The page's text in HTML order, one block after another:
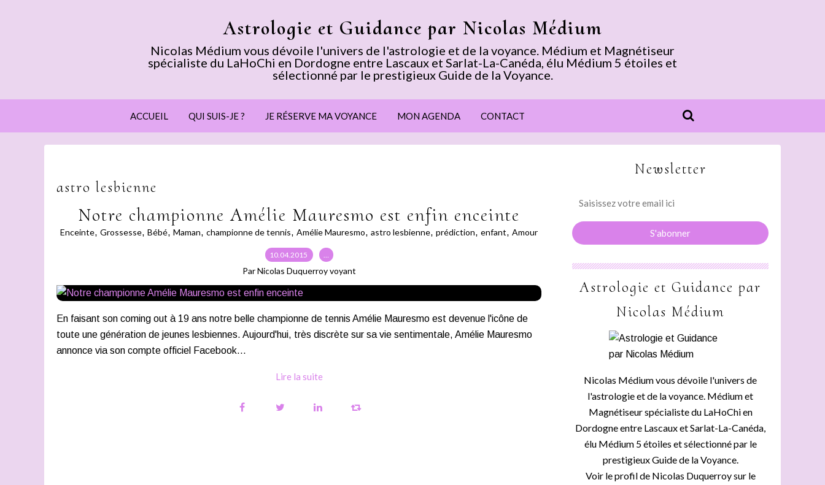
Astrologie et Guidance par Nicolas Médium
Nicolas Médium vous dévoile l'univers de l'astrologie et de la voyance. Médium et Magnétiseur
spécialiste du LaHoChi en Dordogne entre Lascaux et Sarlat-La-Canéda, élu Médium 5 étoiles et
sélectionné par le prestigieux Guide de la Voyance.
ACCUEIL QUI SUIS-JE ? JE RÉSERVE MA VOYANCE MON AGENDA CONTACT
astro lesbienne
Notre championne Amélie Mauresmo est enfin enceinte
Enceinte, Grossesse, Bébé, Maman, championne de tennis, Amélie Mauresmo, astro lesbienne, prédiction, enfant, Amour
10.04.2015 …
Par Nicolas Duquerroy voyant
En faisant son coming out à 19 ans notre belle championne de tennis Amélie Mauresmo est devenue l'icône de
toute une génération de jeunes lesbiennes. Aujourd'hui, très discrète sur sa vie sentimentale, Amélie Mauresmo
annonce via son compte officiel Facebook...
Lire la suite
Newsletter
Astrologie et Guidance par
Nicolas Médium
Nicolas Médium vous dévoile l'univers de
l'astrologie et de la voyance. Médium et
Magnétiseur spécialiste du LaHoChi en
Dordogne entre Lascaux et Sarlat-La-Canéda,
élu Médium 5 étoiles et sélectionné par le
prestigieux Guide de la Voyance.
Voir le profil de Nicolas Duquerroysur le